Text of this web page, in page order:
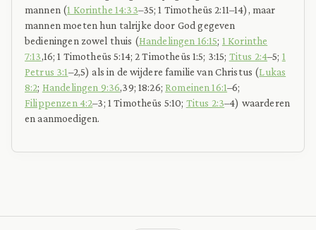
mannen (1 Korinthe 14:33–35; 1 Timotheüs 2:11–14), maar
mannen moeten hun talrijke door God gegeven
bedieningen zowel thuis (Handelingen 16:15; 1 Korinthe
7:13,16; 1 Timotheüs 5:14; 2 Timotheüs 1:5; 3:15; Titus 2:4–5; 1
Petrus 3:1–2,5) als in de wijdere familie van Christus (Lukas
8:2; Handelingen 9:36,39; 18:26; Romeinen 16:1–6;
Filippenzen 4:2–3; 1 Timotheüs 5:10; Titus 2:3–4) waarderen
en aanmoedigen.